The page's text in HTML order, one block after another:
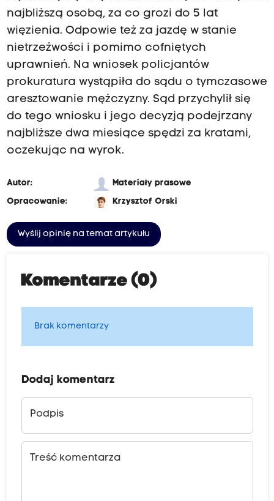
najbliższą osobą, za co grozi do 5 lat
więzienia. Odpowie też za jazdę w stanie
nietrzeźwości i pomimo cofniętych
uprawnień. Na wniosek policjantów
prokuratura wystąpiła do sądu o tymczasowe
aresztowanie mężczyzny. Sąd przychylił się
do tego wniosku i jego decyzją podejrzany
najbliższe dwa miesiące spędzi za kratami,
oczekując na wyrok.
Autor:
Materiały prasowe
Opracowanie:
Krzysztof Orski
Wyślij opinię na temat artykułu
Komentarze (0)
Brak komentarzy
Dodaj komentarz
Podpis
Treść komentarza